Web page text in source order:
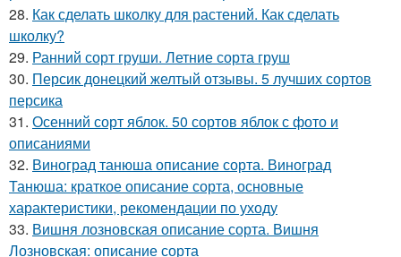
28. Как сделать школку для растений. Как сделать
школку?
29. Ранний сорт груши. Летние сорта груш
30. Персик донецкий желтый отзывы. 5 лучших сортов
персика
31. Осенний сорт яблок. 50 сортов яблок с фото и
описаниями
32. Виноград танюша описание сорта. Виноград
Танюша: краткое описание сорта, основные
характеристики, рекомендации по уходу
33. Вишня лозновская описание сорта. Вишня
Лозновская: описание сорта